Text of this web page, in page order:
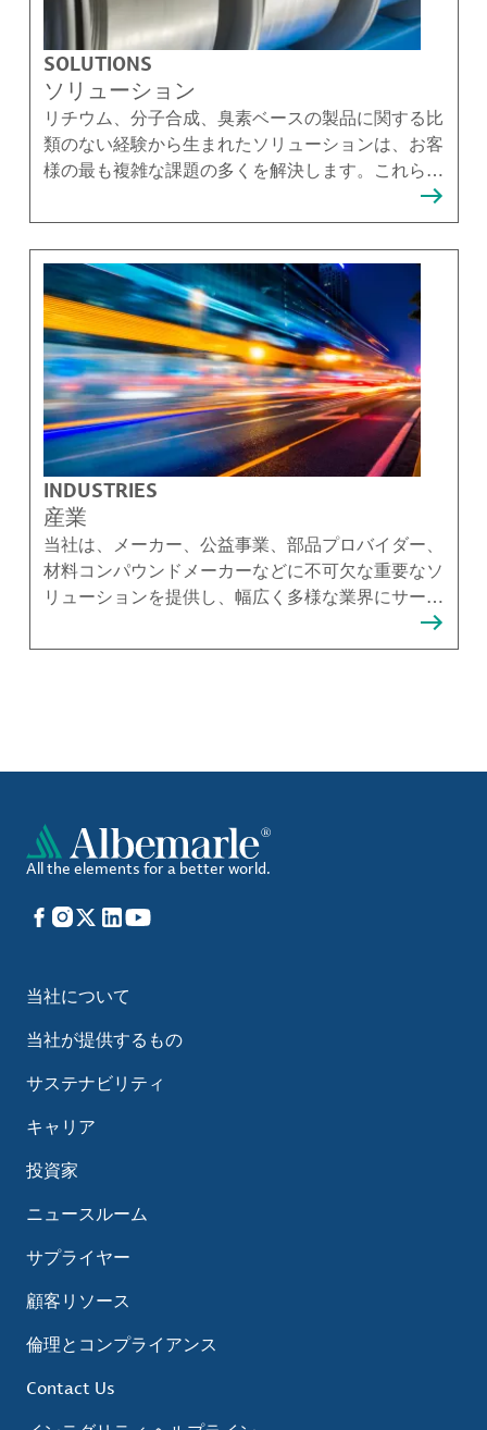
SOLUTIONS
ソリューション
リチウム、分子合成、臭素ベースの製品に関する比
類のない経験から生まれたソリューションは、お客
様の最も複雑な課題の多くを解決します。これらの
ソリューションを提供できることを誇りに思ってい
ます。
INDUSTRIES
産業
当社は、メーカー、公益事業、部品プロバイダー、
材料コンパウンドメーカーなどに不可欠な重要なソ
リューションを提供し、幅広く多様な業界にサービ
All the elements for a better world.
Facebook
Instagram
X LinkedIn
YouTube
当社について
当社が提供するもの
サステナビリティ
キャリア
投資家
ニュースルーム
サプライヤー
顧客リソース
倫理とコンプライアンス
Contact Us